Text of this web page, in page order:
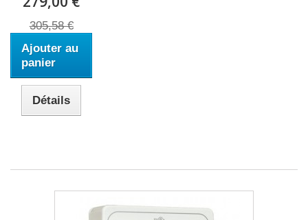
305,58 €
Ajouter au
panier
Détails